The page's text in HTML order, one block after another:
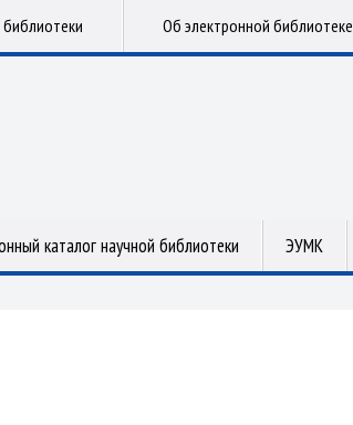
Об электронной библиотеке
каталог научной библиотеки ЭУМК